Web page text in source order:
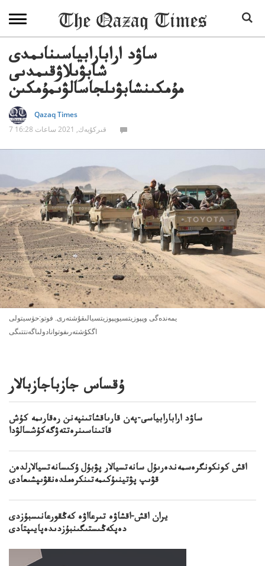
ساۋد ارابارابياسىناىمدى
شابۋىلاۋقىمدىى
مۇمكىنشابۋىلجاسالۋىمۇمكىن
Qazaq Times
7 قىركۇيەك, 2021 ساعات 16:28
يمەندەگى وپپوزيتسيوپپوزيتسيالىقۇشتەرى. فوتو:حۋسيتولى
اگكۇشتەرىفوتوانادولىاگەنتتىگى
ۇقساس جازباجازبالار
ساۋد ارابارابياسى-پەن قارىاقشاتىنپەنن رەقارىمە كۇش
قاتىناسىنرەتتەۋگەكۇشسالۋدا
اقش كونكونگرەسمەندەرىۇل سانەتسيالار پۋبۇل ۇكىسانەتسيالارلدەن
قۋىپ پۋتينىۇكىمەتىنكرەملدەنقۋىپشىعادى
يران اقش-اقشاۋە تىرعااۋە كەڭقورعانىسبۇزدى
دەپكەڭىستىگىنبۇزدىدەپايىپتادى